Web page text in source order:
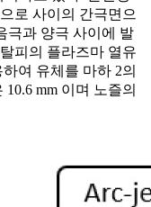
로 사이의 간극면으
극과 양극 사이에 발
피의 플라즈마 열유
여 유체를 마하 2의
mm 이며 노즐의